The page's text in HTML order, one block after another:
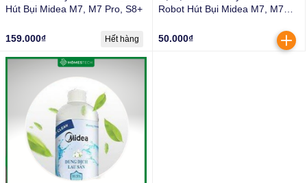
Hút Bụi Midea M7, M7 Pro, S8+
159.000₫ Hết hàng
Robot Hút Bụi Midea M7, M7
50.000₫